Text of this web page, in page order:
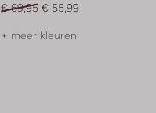
€ 69,95 € 55,99
+ meer kleuren